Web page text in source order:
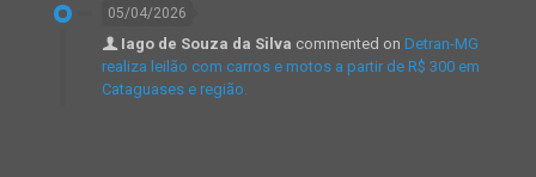
05/04/2026
Iago de Souza da Silva commented on Detran-MG
realiza leilão com carros e motos a partir de R$ 300 em
Cataguases e região.